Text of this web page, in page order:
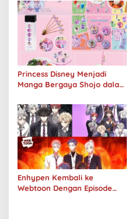
Princess Disney Menjadi
Manga Bergaya Shojo dalam
Café
Enhypen Kembali ke
Webtoon Dengan Episode